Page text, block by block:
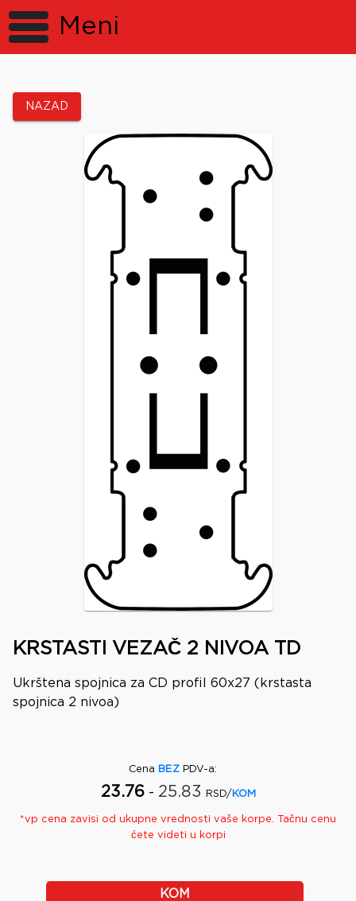
Meni
NAZAD
KRSTASTI VEZAČ 2 NIVOA TD
Ukrštena spojnica za CD profil 60x27 (krstasta
spojnica 2 nivoa)
Cena BEZ PDV-a:
23.76- 25.83 RSD/ KOM
*vp cena zavisi od ukupne vrednosti vaše korpe. Tačnu cenu
ćete videti u korpi
KOM